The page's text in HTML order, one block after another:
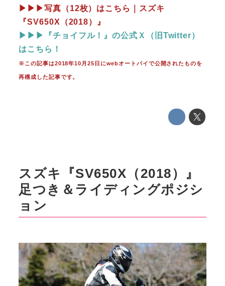
▶▶▶写真（12枚）はこちら｜スズキ
『SV650X（2018）』
▶▶▶『チョイフル！』の公式Ｘ（旧Twitter）
はこちら！
※この記事は2018年10月25日にwebオートバイで公開されたものを
再構成した記事です。
スズキ『SV650X（2018）』
足つき＆ライディングポジシ
ョン